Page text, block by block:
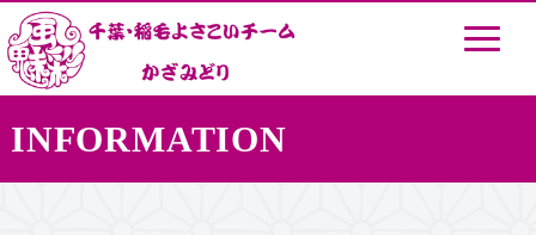
INFORMATION